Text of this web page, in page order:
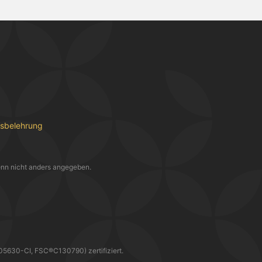
nicht anders angegeben.
CI, FSC®C130790) zertifiziert.